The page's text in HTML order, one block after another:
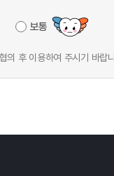
보통
의 후 이용하여 주시기 바랍